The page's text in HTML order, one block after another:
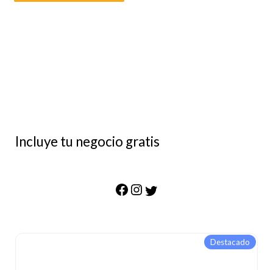
Incluye tu negocio gratis
Destacado